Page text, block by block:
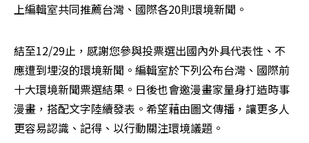
上編輯室共同推薦台灣、國際各20則環境新聞。
結至12/29止，感謝您參與投票選出國內外具代表性、不
應遭到埋沒的環境新聞。編輯室於下列公布台灣、國際前
十大環境新聞票選結果。日後也會邀漫畫家量身打造時事
漫畫，搭配文字陸續發表。希望藉由圖文傳播，讓更多人
更容易認識、記得、以行動關注環境議題。